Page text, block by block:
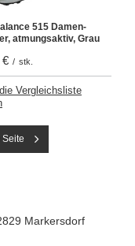
515 Damen-
atmungsaktiv, Grau
€ / stk.
Vergleichsliste
Seite
Markersdorf